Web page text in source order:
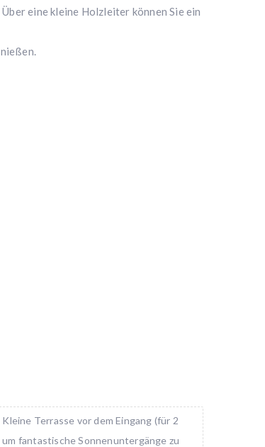
eine kleine Holzleiter können Sie ein
Terrasse vor dem Eingang (für 2
um fantastische Sonnenuntergänge zu